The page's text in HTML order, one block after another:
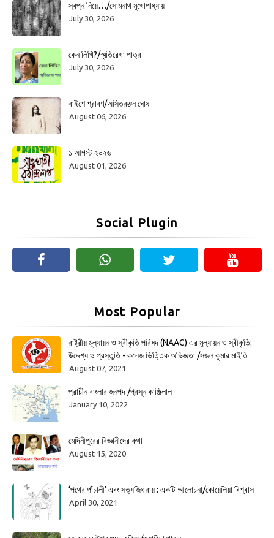
স্বপ্ন নিয়ে…/সোমনাথ মুখোপাধ্যায়
July 30, 2026
কেন লিখি?/স্মৃতিরেখা পাত্র
July 30, 2026
বাইশে শ্রাবণ/অসিতরঞ্জন ঘোষ
August 06, 2026
১ আগস্ট ২০২৬
August 01, 2026
Social Plugin
Most Popular
রাষ্ট্রীয় মূল্যায়ন ও স্বীকৃতি পরিষদ (NAAC) এর মূল্যায়ন ও স্বীকৃতি:
উদ্দেশ্য ও প্রস্তুতি - কলেজ ভিত্তিক অভিজ্ঞতা /সজল কুমার মাইতি
August 07, 2021
প্রাচীন বাংলার জনপদ /প্রসূন কাঞ্জিলাল
January 10, 2022
মেদিনীপুরের বিজ্ঞানীদের কথা
August 15, 2020
‘পথের পাঁচালী’ এবং সত্যজিৎ রায় : একটি আলোচনা/কোয়েলিয়া বিশ্বাস
April 30, 2021